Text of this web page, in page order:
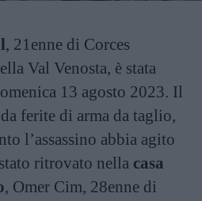
, 21enne di Corces
Val Venosta, è stata
13 agosto 2023. Il
ferite di arma da taglio,
l’assassino abbia agito
ritrovato nella casa
, Omer Cim, 28enne di